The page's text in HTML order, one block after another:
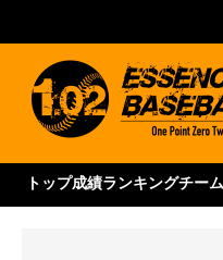
トップ成績ランキングチー